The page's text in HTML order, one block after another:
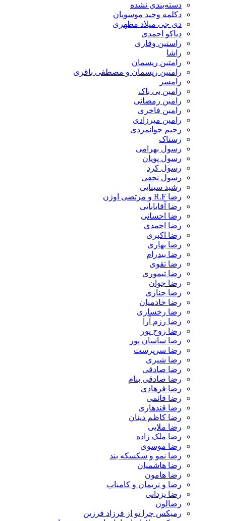
دسته‌بندی نشده
دکلمه وحید موسویان
دی جی میلاد مظهری
دیاکو احمدی
راستین وقاری
راشا
رامتین ریسمان
رامتین ریسمان و مصطفی باقری
رامسز
رامین بی باک
رامین رمضانی
رامین فاخری
رامین میرزادی
رحیم جوانمردی
رستاک
رسول بهرامی
رسول پویان
رسول کرد
رسول نجفی
رشید سینایی
رضا R.F و مرتضی اوژن
رضا آقابابایی
رضا احسانی
رضا احمدی
رضا اکبری
رضا بهاری
رضا بیدرام
رضا تقوی
رضا تیموری
رضا جوان
رضا چناری
رضا خادمیان
رضا رخساری
رضا رزم آرا
رضا روح پور
رضا ساسان پور
رضا سرپرست
رضا شیری
رضا صادقی
رضا صادقی بنام
رضا فرهادی
رضا قائمی
رضا قندهاری
رضا کاظم دینان
رضا ملایی
رضا ملک زاده
رضا موسوی
رضا نمو و سکسکه بند
رضا هاشمیان
رضا هامون
رضا و نریمان و کامیاب
رضا یزدانی
رضالون
رمیکس چرا تو از فرزاد فرزین